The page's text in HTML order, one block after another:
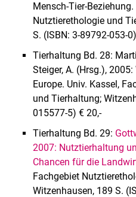
Mensch-Tier-
Nutztierethologie und
S. (ISBN: 3-89792-053-
Tierhaltung Bd. 28:
Steiger, A. (Hrsg.),
Europe. Univ. Kassel,
und Tierhaltung;
015577-5) € 20,-
Tierhaltung Bd. 29:
2007: Nutztierhaltung
Chancen für die
Fachgebiet
Witzenhausen, 189 S.